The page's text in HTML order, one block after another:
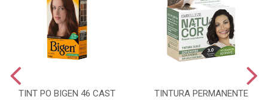
TINT PO BIGEN 46 CAST
TINTURA PERMANENTE